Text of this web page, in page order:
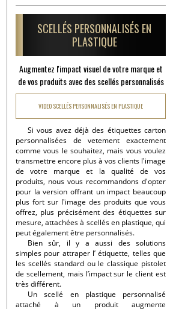
SCELLÉS PERSONNALISÉS EN
PLASTIQUE
Augmentez l'impact visuel de votre marque et
de vos produits avec des scellés personnalisés
VIDEO SCELLÉS PERSONNALISÉS EN PLASTIQUE
Si vous avez déjà des étiquettes carton
personnalisées de vetement exactement
comme vous le souhaitez, mais vous voulez
transmettre encore plus à vos clients l'image
de votre marque et la qualité de vos
produits, nous vous recommandons d'opter
pour la version offrant un impact beaucoup
plus fort sur l'image des produits que vous
offrez, plus précisément des étiquettes sur
mesure, attachées à scellés en plastique, qui
peut également être personnalisés.
Bien sûr, il y a aussi des solutions
simples pour attraper l’ étiquette, telles que
les scellés standard ou le classique pistolet
de scellement, mais l’impact sur le client est
très différent.
Un scellé en plastique personnalisé
attaché à un produit augmente